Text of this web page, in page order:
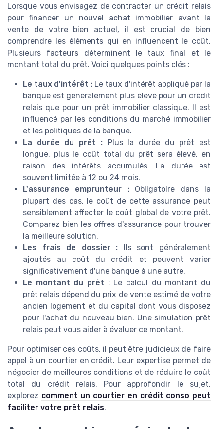
Lorsque vous envisagez de contracter un crédit relais
pour financer un nouvel achat immobilier avant la
vente de votre bien actuel, il est crucial de bien
comprendre les éléments qui en influencent le coût.
Plusieurs facteurs déterminent le taux final et le
montant total du prêt. Voici quelques points clés :
Le taux d'intérêt : Le taux d'intérêt appliqué par la
banque est généralement plus élevé pour un crédit
relais que pour un prêt immobilier classique. Il est
influencé par les conditions du marché immobilier
et les politiques de la banque.
La durée du prêt :Plus la durée du prêt est
longue, plus le coût total du prêt sera élevé, en
raison des intérêts accumulés. La durée est
souvent limitée à 12 ou 24 mois.
L'assurance emprunteur :Obligatoire dans la
plupart des cas, le coût de cette assurance peut
sensiblement affecter le coût global de votre prêt.
Comparez bien les offres d'assurance pour trouver
la meilleure solution.
Les frais de dossier : Ils sont généralement
ajoutés au coût du crédit et peuvent varier
significativement d'une banque à une autre.
Le montant du prêt :Le calcul du montant du
prêt relais dépend du prix de vente estimé de votre
ancien logement et du capital dont vous disposez
pour l'achat du nouveau bien. Une simulation prêt
relais peut vous aider à évaluer ce montant.
Pour optimiser ces coûts, il peut être judicieux de faire
appel à un courtier en crédit. Leur expertise permet de
négocier de meilleures conditions et de réduire le coût
total du crédit relais. Pour approfondir le sujet,
explorez comment un courtier en crédit conso peut
faciliter votre prêt relais.